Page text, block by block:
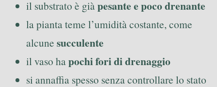
il substrato è giàpesante e poco drenante
la pianta teme l’umidità costante, come
alcune succulente
il vaso hapochi fori di drenaggio
si annaffia spesso senza controllare lo stato